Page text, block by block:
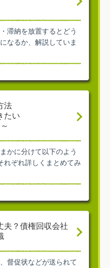
滞納を放置するとどう
なるか、解説していま
法
たい
かに分けて以下のよう
れぞれ詳しくまとめてみ
夫？債権回収会社
督促状などが送られて